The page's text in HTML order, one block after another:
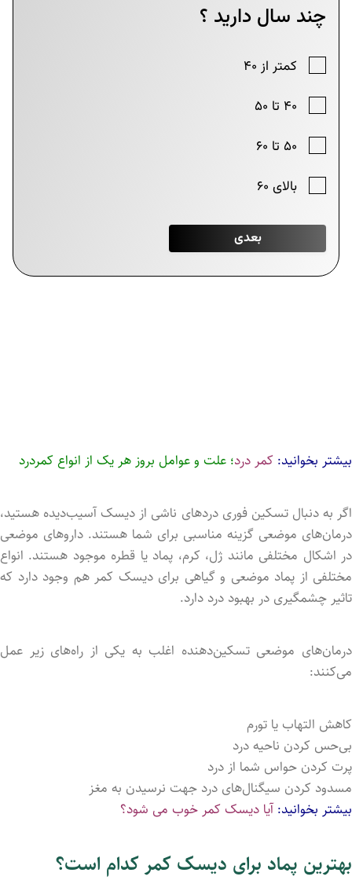
بیشتر بخوانید: کمر درد؛ علت و عوامل بروز هر یک از انواع کمردرد
اگر به دنبال تسکین فوری دردهای ناشی از دیسک آسیب‌دیده هستید،
درمان‌های موضعی گزینه مناسبی برای شما هستند. داروهای موضعی
در اشکال مختلفی مانند ژل، کرم، پماد یا قطره موجود هستند. انواع
مختلفی از پماد موضعی و گیاهی برای دیسک کمر هم وجود دارد که
تاثیر چشمگیری در بهبود درد دارد.
درمان‌های موضعی تسکین‌دهنده اغلب به یکی از راه‌های زیر عمل
می‌کنند:
کاهش التهاب یا تورم
بی‌حس کرد‌ن ناحیه درد
پرت کرد‌ن حواس شما از درد
مسدود کرد‌ن سیگنال‌های درد جهت نرسیدن به مغز
بیشتر بخوانید:آیا دیسک کمر خوب می شود؟
بهترین پماد برای دیسک کمر کدام است؟